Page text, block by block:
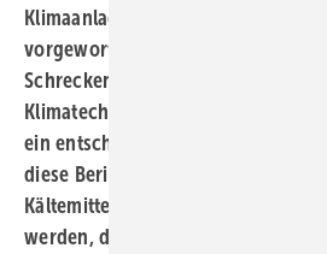
Klimaanlage von der Tages- und
vorgeworfen wird, ein Klimakiller
Schreckensszenarien formuliert,
Klimatechnik unter anderem
ein entscheidender Treiber des
diese Berichte ignorieren, ist, dass
Kältemittel (GWP: Global Warming
werden, die im Falle eines Austritts